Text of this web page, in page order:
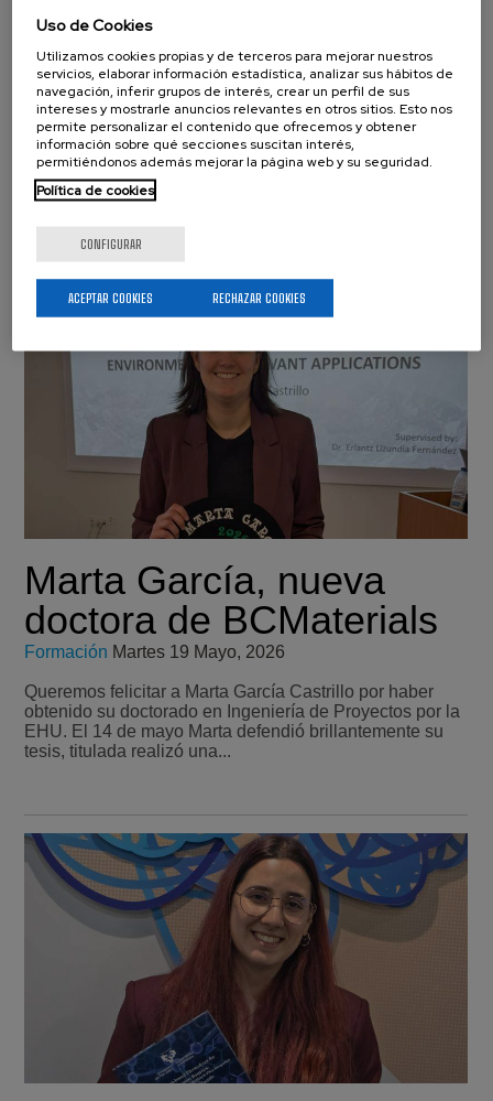
charlas de divulgación
Pint of Science Bilbao
Eventos Viernes 22 Mayo, 2026
Del 18 al 20 de mayo, una nueva edición de Pint of
Science Bilbao ha vuelto a convertir bares y espacios
cotidianos de la ciudad en auténticos puntos de
encuentro entre ciencia y ciudadanía. Desde...
Marta García, nueva
doctora de BCMaterials
Formación Martes 19 Mayo, 2026
Queremos felicitar a Marta García Castrillo por haber
obtenido su doctorado en Ingeniería de Proyectos por la
EHU. El 14 de mayo Marta defendió brillantemente su
tesis, titulada realizó una...
Uso de Cookies
Utilizamos cookies propias y de terceros para mejorar nuestros
servicios, elaborar información estadística, analizar sus hábitos de
navegación, inferir grupos de interés, crear un perfil de sus
intereses y mostrarle anuncios relevantes en otros sitios. Esto nos
permite personalizar el contenido que ofrecemos y obtener
información sobre qué secciones suscitan interés,
permitiéndonos además mejorar la página web y su seguridad.
Política de cookies
CONFIGURAR
RECHAZAR COOKIES
ACEPTAR COOKIES